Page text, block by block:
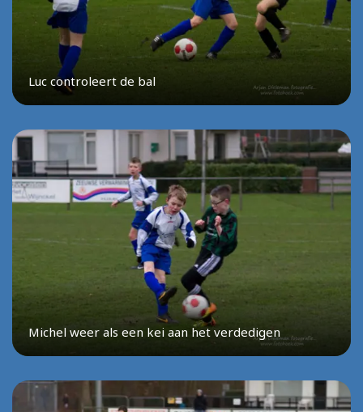
Luc controleert de bal
Michel weer als een kei aan het verdedigen